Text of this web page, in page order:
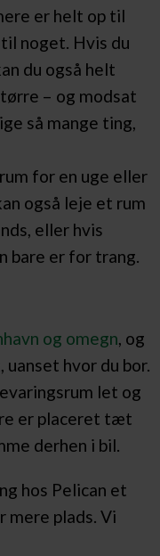
er helt op til
noget. Hvis du
du også helt
– og modsat
så mange ting,
for en uge eller
også leje et rum
eller hvis
bare er for trang.
og omegn, og
hvor du bor.
let og
er placeret tæt
derhen i bil.
hos Pelican et
mere plads. Vi